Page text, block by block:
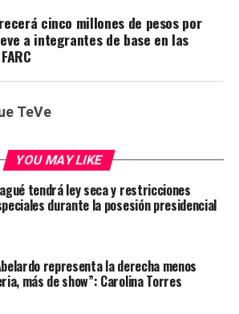
cinco millones de pesos por
a integrantes de base en las
TeVe
YOU MAY LIKE
tendrá ley seca y restricciones
durante la posesión presidencial
representa la derecha menos
más de show”: Carolina Torres